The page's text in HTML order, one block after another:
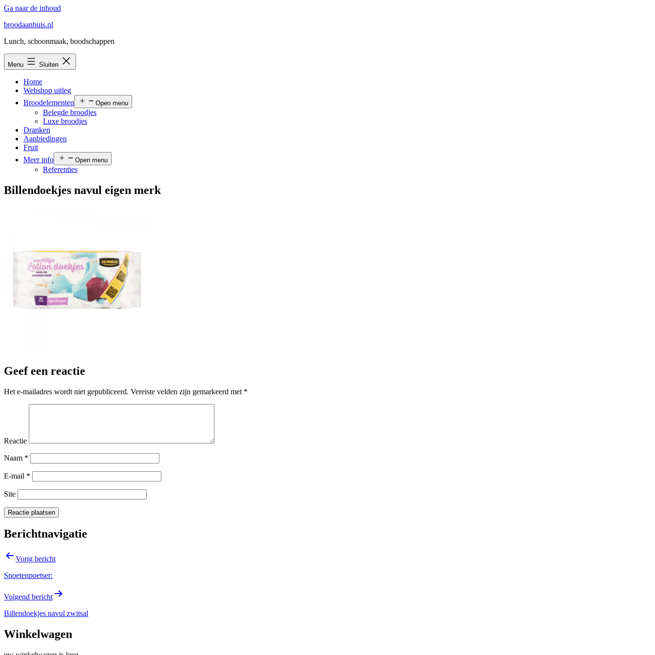
Ga naar de inhoud
broodaanhuis.nl
Lunch, schoonmaak, boodschappen
Menu Sluiten
Home
Webshop uitleg
Broodelementen
Open menu
Belegde broodjes
Luxe broodjes
Dranken
Aanbiedingen
Fruit
Meer info
Open menu
Referenties
Billendoekjes navul eigen merk
Geef een reactie
Het e-mailadres wordt niet gepubliceerd. Vereiste velden zijn gemarkeerd met *
Reactie
Naam *
E-mail *
Site
Berichtnavigatie
Vorig bericht
Snoetenpoetser:
Volgend bericht
Billendoekjes navul zwitsal
Winkelwagen